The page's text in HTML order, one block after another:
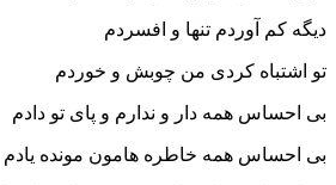
دیگه کم آوردم تنها و افسردم
تو اشتباه کردی من چوبش و خوردم
بی احساس همه دار و ندارم و پای تو دادم
بی احساس همه خاطره هامون مونده یادم